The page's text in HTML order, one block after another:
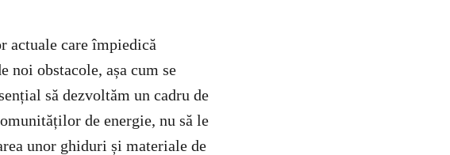
actuale care împiedică
noi obstacole, așa cum se
să dezvoltăm un cadru de
de energie, nu să le
unor ghiduri și materiale de